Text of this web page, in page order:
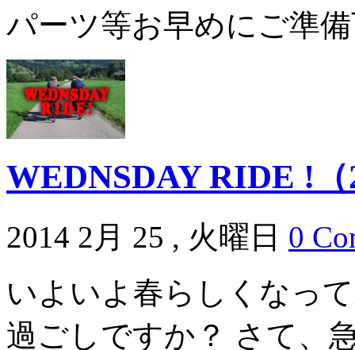
パーツ等お早めにご準
WEDNSDAY RIDE !
2014 2月 25 , 火曜日 0
いよいよ春らしくなっ
過ごしですか？ さて、